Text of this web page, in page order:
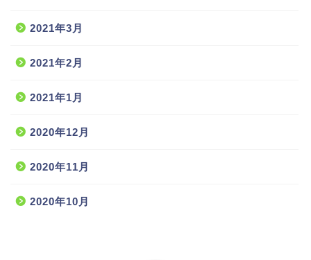
2021年3月
2021年2月
2021年1月
2020年12月
2020年11月
2020年10月